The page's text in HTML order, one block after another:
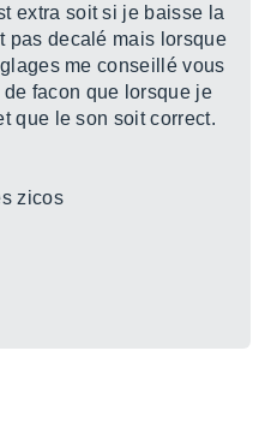
extra soit si je baisse la
pas decalé mais lorsque
me conseillé vous
facon que lorsque je
que le son soit correct.
zicos